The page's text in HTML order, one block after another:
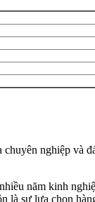
nghiệp
năm kinh
là sự lựa chọn